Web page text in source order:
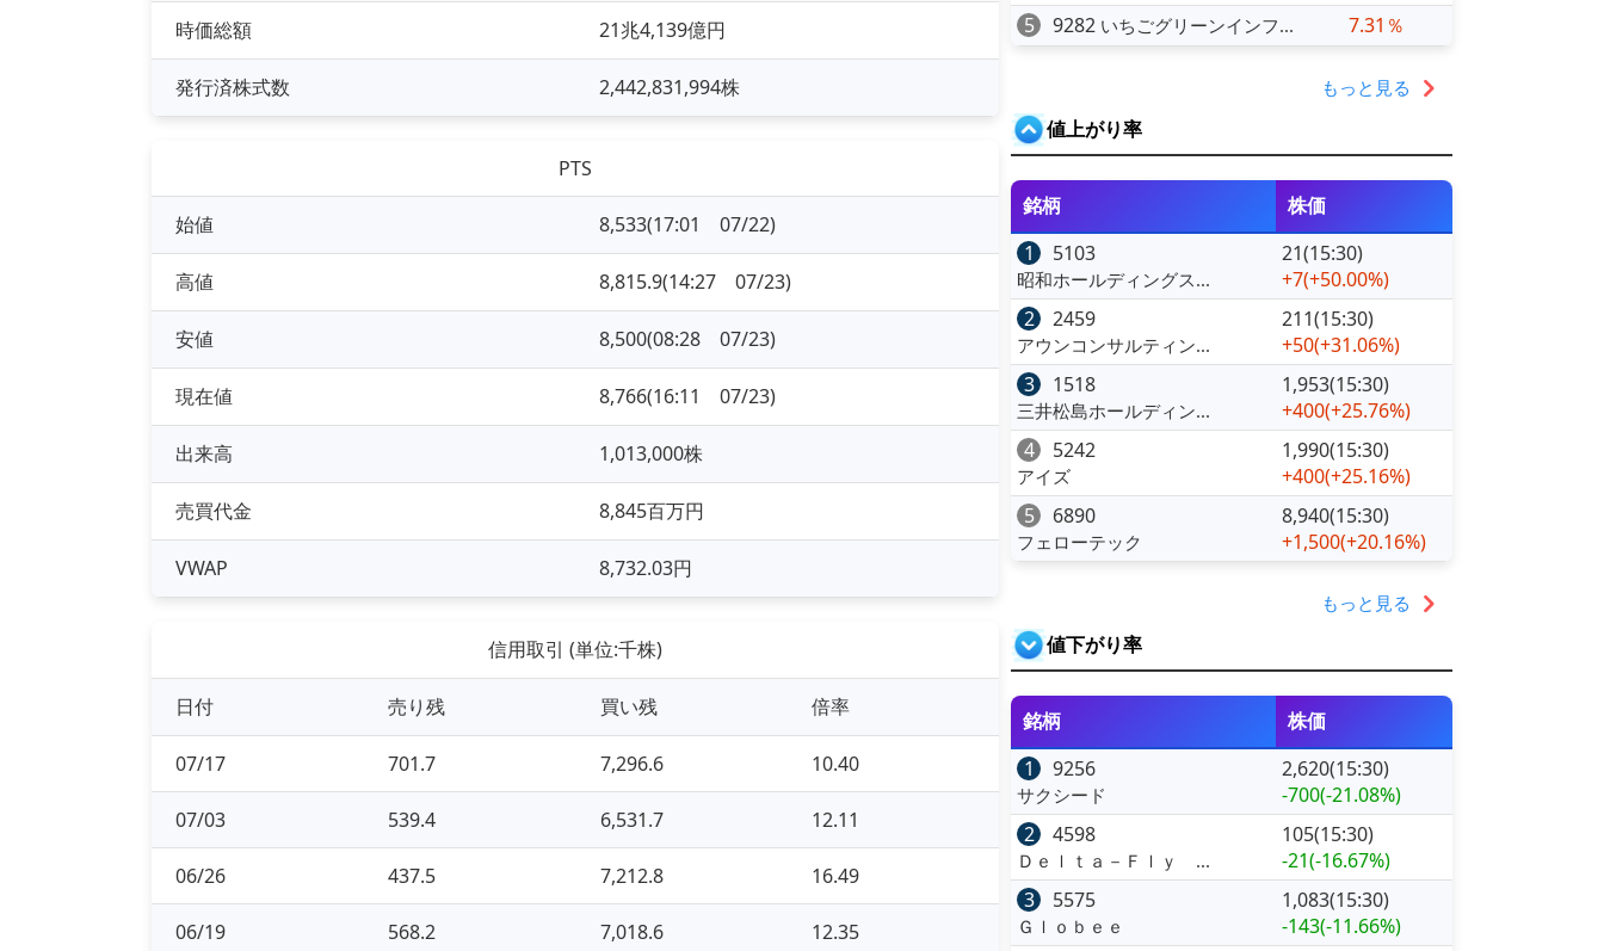
時価総額 21兆4,139億円
発行済株式数 2,442,831,994株
PTS
始値 8,533(17:01 07/22)
高値 8,815.9(14:27 07/23)
安値 8,500(08:28 07/23)
現在値 8,766(16:11 07/23)
出来高 1,013,000株
売買代金 8,845百万円
VWAP 8,732.03円
信用取引 (単位:千株)
日付 売り残 買い残 倍率
07/17 701.7 7,296.6 10.40
07/03 539.4 6,531.7 12.11
06/26 437.5 7,212.8 16.49
06/19 568.2 7,018.6 12.35
5
9282 いちごグリーンインフ... 7.31％
もっと見る
値上がり率
銘柄
株価
1
5103
昭和ホールディングス...
21(15:30)
+7(+50.00%)
2
2459
アウンコンサルティン...
211(15:30)
+50(+31.06%)
3
1518
三井松島ホールディン...
1,953(15:30)
+400(+25.76%)
4
5242
アイズ
1,990(15:30)
+400(+25.16%)
5
6890
フェローテック
8,940(15:30)
+1,500(+20.16%)
もっと見る
値下がり率
銘柄
株価
1
9256
サクシード
2,620(15:30)
-700(-21.08%)
2
4598
Ｄｅｌｔａ－Ｆｌｙ ...
105(15:30)
-21(-16.67%)
3
5575
Ｇｌｏｂｅｅ
1,083(15:30)
-143(-11.66%)